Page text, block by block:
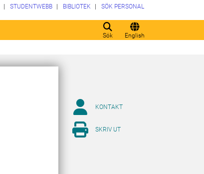
Sök English
STUDENTWEBB BIBLIOTEK SÖK PERSONAL
KONTAKT
SKRIV UT